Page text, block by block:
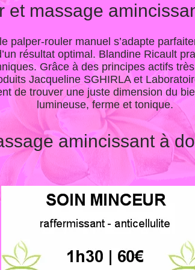
et massage
palper-rouler manuel s’adapte
résultat optimal. Blandine Ricault
Grâce à des principes actifs
Jacqueline SGHIRLA et
de trouver une juste dimension du
lumineuse, ferme et tonique.
amincissant à